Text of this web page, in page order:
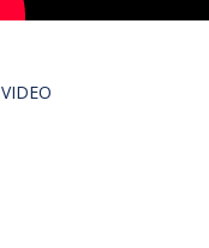
VIDEO